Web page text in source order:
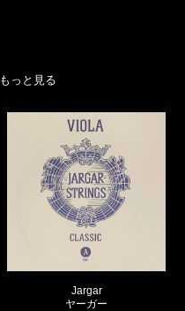
もっと見る
Warchal AMBER
ワーチャル アンバー